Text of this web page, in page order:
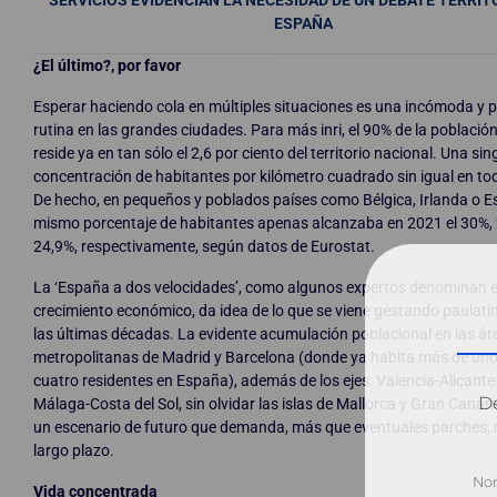
ESPAÑA
¿El último?, por favor
Esperar haciendo cola en múltiples situaciones es una incómoda y
rutina en las grandes ciudades. Para más inri, el 90% de la
reside ya en tan sólo el 2,6 por ciento del territorio nacional. Una
concentración de habitantes por kilómetro cuadrado sin igual en
De hecho, en pequeños y poblados países como Bélgica, Irlanda o
mismo porcentaje de habitantes apenas alcanzaba en 2021 el 30%,
24,9%, respectivamente, según datos de Eurostat.
La ‘España a dos velocidades’, como algunos expertos denominan
crecimiento económico, da idea de lo que se viene gestando
las últimas décadas. La evidente acumulación poblacional en las
metropolitanas de Madrid y Barcelona (donde ya habita más de
cuatro residentes en España), además de los ejes: Valencia-
Málaga-Costa del Sol, sin olvidar las islas de Mallorca y Gran
un escenario de futuro que demanda, más que eventuales parches,
largo plazo.
Vida concentrada